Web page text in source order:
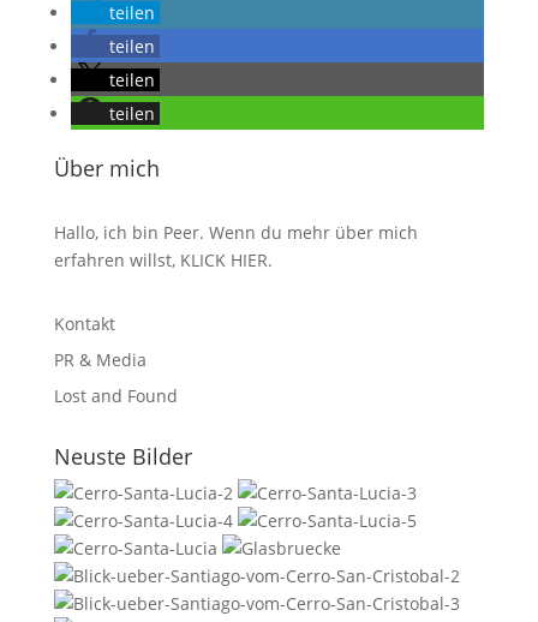
teilen
teilen
teilen
teilen
Über mich
Hallo, ich bin Peer. Wenn du mehr über mich
erfahren willst, KLICK HIER.
Kontakt
PR & Media
Lost and Found
Neuste Bilder